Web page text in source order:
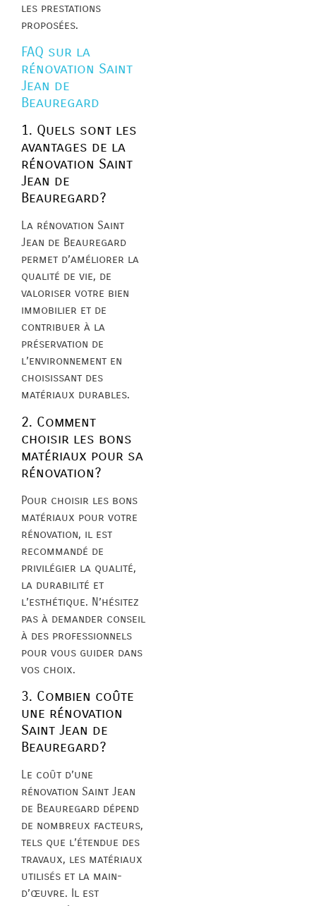
les prestations
proposées.
FAQ sur la
rénovation Saint
Jean de
Beauregard
1. Quels sont les
avantages de la
rénovation Saint
Jean de
Beauregard?
La rénovation Saint
Jean de Beauregard
permet d’améliorer la
qualité de vie, de
valoriser votre bien
immobilier et de
contribuer à la
préservation de
l’environnement en
choisissant des
matériaux durables.
2. Comment
choisir les bons
matériaux pour sa
rénovation?
Pour choisir les bons
matériaux pour votre
rénovation, il est
recommandé de
privilégier la qualité,
la durabilité et
l’esthétique. N’hésitez
pas à demander conseil
à des professionnels
pour vous guider dans
vos choix.
3. Combien coûte
une rénovation
Saint Jean de
Beauregard?
Le coût d’une
rénovation Saint Jean
de Beauregard dépend
de nombreux facteurs,
tels que l’étendue des
travaux, les matériaux
utilisés et la main-
d’œuvre. Il est